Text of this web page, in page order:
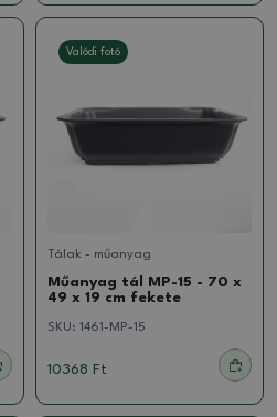
Valódi fotó
Tálak - műanyag
Műanyag tál MP-15 - 70 x
49 x 19 cm fekete
SKU: 1461-MP-15
10368 Ft